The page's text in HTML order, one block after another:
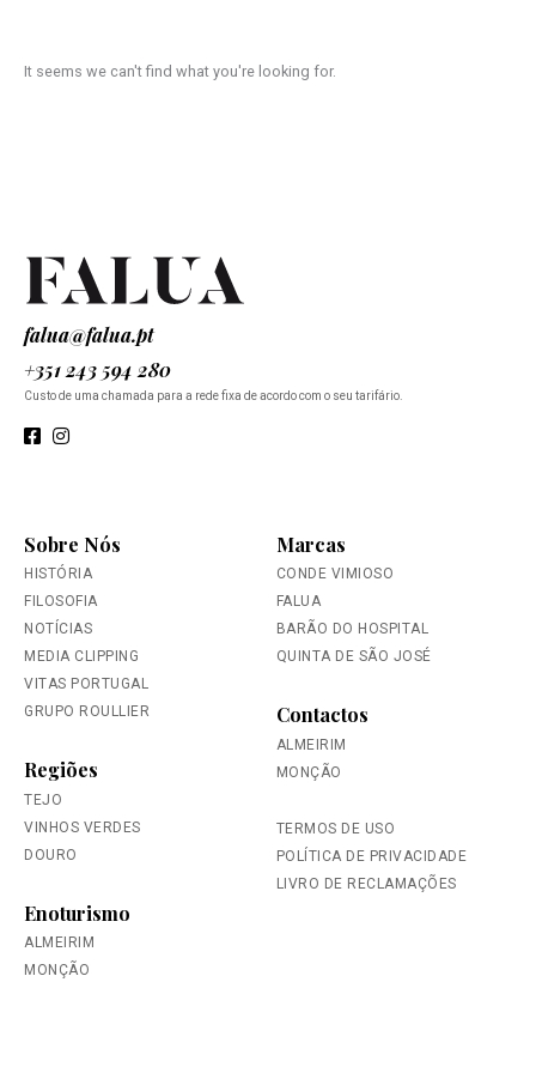
It seems we can't find what you're looking for.
falua@falua.pt
+351 243 594 280
Custo de uma chamada para a rede fixa de acordo com o seu tarifário.
Sobre Nós
HISTÓRIA
FILOSOFIA
NOTÍCIAS
MEDIA CLIPPING
VITAS PORTUGAL
GRUPO ROULLIER
Regiões
TEJO
VINHOS VERDES
DOURO
Enoturismo
ALMEIRIM
MONÇÃO
Marcas
CONDE VIMIOSO
FALUA
BARÃO DO HOSPITAL
QUINTA DE SÃO JOSÉ
Contactos
ALMEIRIM
MONÇÃO
TERMOS DE USO
POLÍTICA DE PRIVACIDADE
LIVRO DE RECLAMAÇÕES